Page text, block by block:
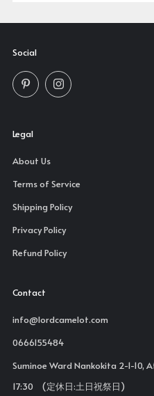
Social
PinterestInstagram
Legal
About Us
Terms of Service
Shipping Policy
Privacy Policy
Refund Policy
Contact
info@lordcamelot.com
0666155484
Suminoe Ward Nankokita 2-1-
17:30 (定休日:土日祝祭日)